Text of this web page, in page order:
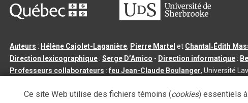
Auteurs : Hélène Cajolet-Laganière, Pierre Martel et Chantal‑Édith
Direction lexicographique :Serge D’Amico - Direction informatique :
Professeurs collaborateurs :feu Jean-Claude Boulanger, Université
Tous droits réservés©Université de Sherbrooke |3.2.2- Dernière mise à
Ce site Web utilise des fichiers témoins (cookies) essentiels